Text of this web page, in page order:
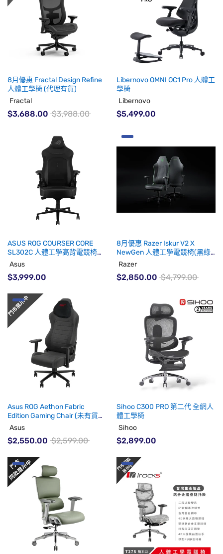
8月優惠 Fractal Design Refine
人體工學椅 (代理有貨)
Fractal
$3,688.00 $3,988.00
Libernovo OMNI OC1 Pro 人體工
學椅
Libernovo
$5,499.00
ASUS ROG COURSER CORE
SL302C 人體工學高背電競椅
(代理有貨)
Asus
$3,999.00
8月優惠 Razer Iskur V2 X
NewGen 人體工學電競椅(黑綠
色)
Razer
$2,850.00 $4,799.00
Asus ROG Aethon Fabric
Edition Gaming Chair (未有貨
期)
Asus
$2,550.00 $2,599.00
Sihoo C300 PRO 第二代 全網人
體工學椅
Sihoo
$2,899.00